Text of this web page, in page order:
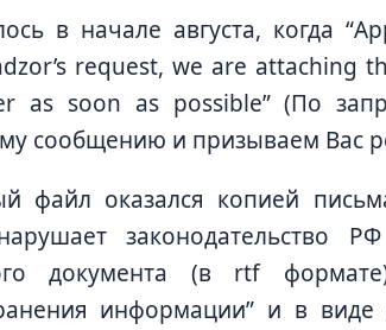
в начале августа, когда
request, we are attaching
as soon as possible” (По
сообщению и призываем Вас
файл оказался копией
законодательство
документа (в rtf
информации” и в